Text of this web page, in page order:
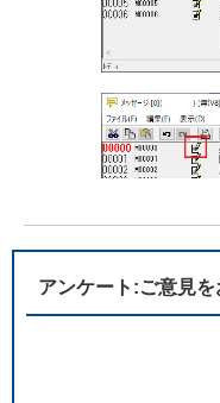
アンケート:ご意見